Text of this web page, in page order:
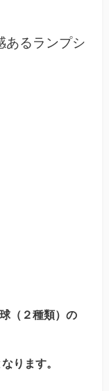
あるランプシ
（２種類）の
ります。